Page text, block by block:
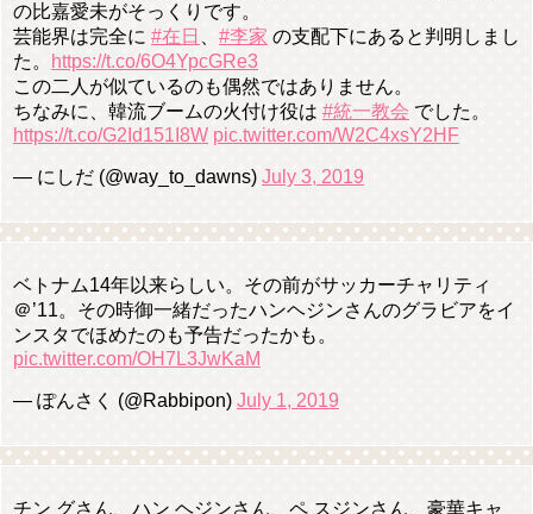
の比嘉愛未がそっくりです。
芸能界は完全に #在日 #李家 の支配下にあると判明しまし
た。
https://t.co/6O4YpcGRe3
この二人が似ているのも偶然ではありません。
ちなみに、韓流ブームの火付け役は #統一教会 でした。
https://t.co/G2Id151I8W pic.twitter.com/W2C4xsY2HF
— にしだ (@way_to_dawns) July 3, 2019
ベトナム14年以来らしい。その前がサッカーチャリティ
＠’11。その時御一緒だったハンヘジンさんのグラビアをイ
ンスタでほめたのも予告だったかも。
pic.twitter.com/OH7L3JwKaM
— ぽんさく (@Rabbipon) July 1, 2019
チン グさん、ハン ヘジンさん、ペ スジンさん、豪華キャ